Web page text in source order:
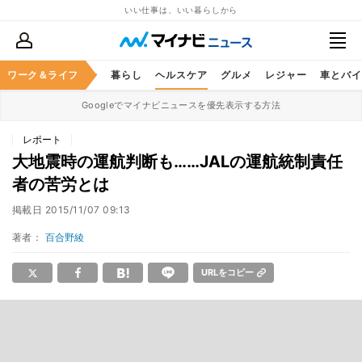
いい仕事は、いい暮らしから
ワーク＆ライフ
ススキル マネー 暮らし ヘルスケア グルメ レジャー 車とバ
Googleでマイナビニュースを優先表示する方法
レポート
大地震時の運航判断も……JALの運航統制責任
者の苦労とは
掲載日 2015/11/07 09:13
著者： 百合野綾
URLをコピー